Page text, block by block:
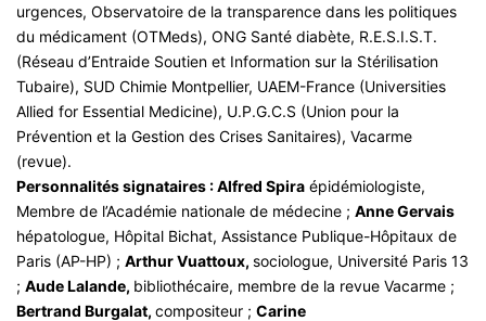
urgences, Observatoire de la transparence dans les politiques
du médicament (OTMeds), ONG Santé diabète, R.E.S.I.S.T.
(Réseau d’Entraide Soutien et Information sur la Stérilisation
Tubaire), SUD Chimie Montpellier, UAEM-France (Universities
Allied for Essential Medicine), U.P.G.C.S (Union pour la
Prévention et la Gestion des Crises Sanitaires), Vacarme
(revue).
Personnalités signataires : Alfred Spira épidémiologiste,
Membre de l’Académie nationale de médecine ; Anne Gervais
hépatologue, Hôpital Bichat, Assistance Publique-Hôpitaux de
Paris (AP-HP) ; Arthur Vuattoux, sociologue, Université Paris 13
; Aude Lalande, bibliothécaire, membre de la revue Vacarme ;
Bertrand Burgalat, compositeur ; Carine